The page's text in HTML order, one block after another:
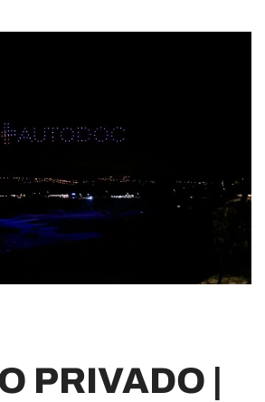
PRIVADO |